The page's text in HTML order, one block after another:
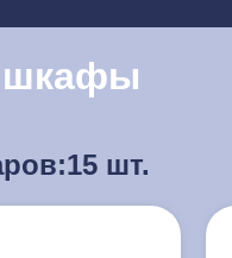
шкафы
15 шт.